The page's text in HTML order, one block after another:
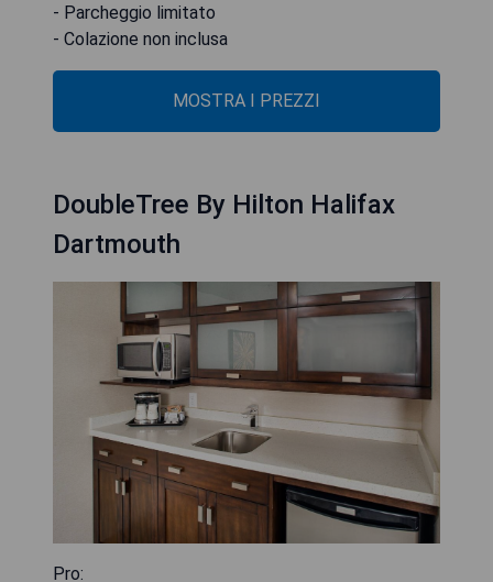
- Parcheggio limitato
- Colazione non inclusa
MOSTRA I PREZZI
DoubleTree By Hilton Halifax
Dartmouth
Pro: